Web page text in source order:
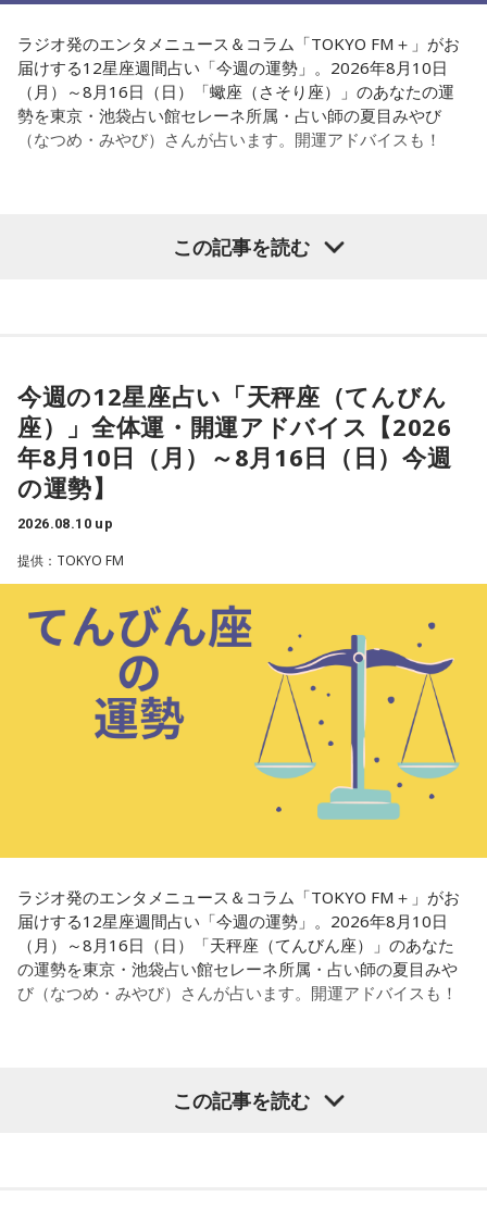
ラジオ発のエンタメニュース＆コラム「TOKYO FM＋」がお
届けする12星座週間占い「今週の運勢」。2026年8月10日
（月）～8月16日（日）「蠍座（さそり座）」のあなたの運
勢を東京・池袋占い館セレーネ所属・占い師の夏目みやび
（なつめ・みやび）さんが占います。開運アドバイスも！
【蠍座（さそり座）】
★ワンポイントアドバイス★
家族や周りの人の調整役をするかも。機転を利かせて、良い
方向へ導いてあげると◎
■監修者プロフィール：夏目みやび（なつめ・みやび）
リピーターも多く、心の琴線に触れると話題に。占いや開運
術」など数多くのコンテンツもリリース。
Webサイト： https://selene-uranai.com/
オンライン占いセレーネ：
https://online-uranai.jp/
この記事を読む
今週の12星座占い「天秤座（てんびん
座）」全体運・開運アドバイス【2026
年8月10日（月）～8月16日（日）今週
の運勢】
2026.08.10 up
提供：TOKYO FM
ラジオ発のエンタメニュース＆コラム「TOKYO FM＋」がお
届けする12星座週間占い「今週の運勢」。2026年8月10日
（月）～8月16日（日）「天秤座（てんびん座）」のあなた
の運勢を東京・池袋占い館セレーネ所属・占い師の夏目みや
び（なつめ・みやび）さんが占います。開運アドバイスも！
【天秤座（てんびん座）】この記事を読む